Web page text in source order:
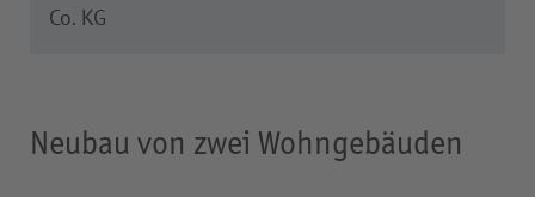
Co. KG
Neubau von zwei Wohngebäuden